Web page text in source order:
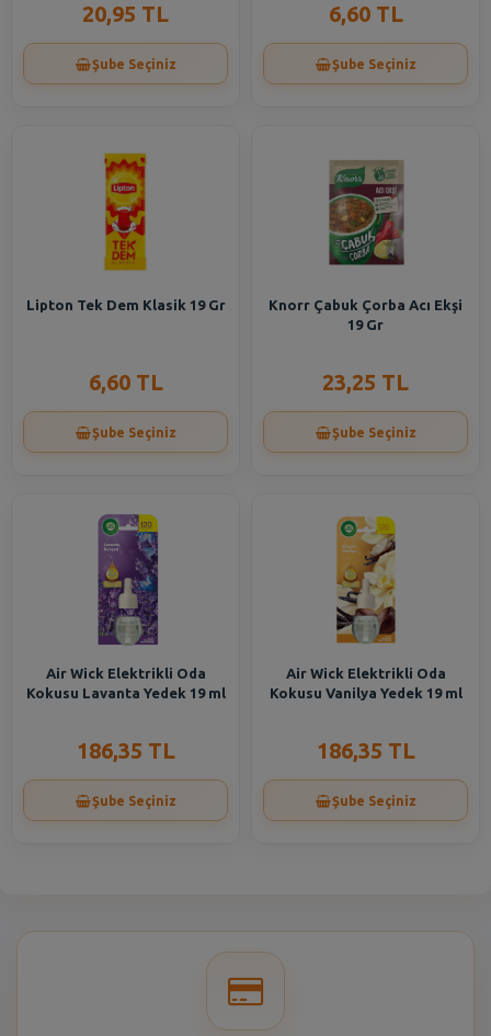
20,95 TL
Şube Seçiniz
6,60 TL
Şube Seçiniz
Lipton Tek Dem Klasik 19 Gr
6,60 TL
Şube Seçiniz
Knorr Çabuk Çorba Acı Ekşi
19 Gr
23,25 TL
Şube Seçiniz
Air Wick Elektrikli Oda
Kokusu Lavanta Yedek 19 ml
186,35 TL
Şube Seçiniz
Air Wick Elektrikli Oda
Kokusu Vanilya Yedek 19 ml
186,35 TL
Şube Seçiniz